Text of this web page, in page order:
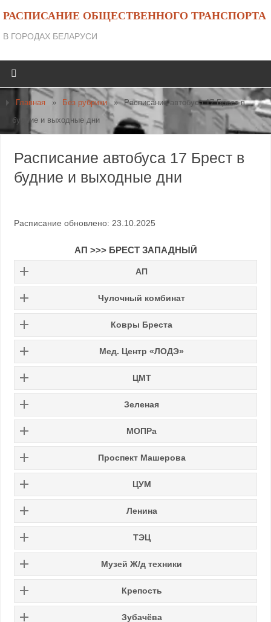
РАСПИСАНИЕ ОБЩЕСТВЕННОГО ТРАНСПОРТА
В ГОРОДАХ БЕЛАРУСИ
Главная » Без рубрики » Расписание автобуса 17 Брест в
будние и выходные дни
Расписание автобуса 17 Брест в
будние и выходные дни
Расписание обновлено: 23.10.2025
АП >>> БРЕСТ ЗАПАДНЫЙ
АП
Чулочный комбинат
Ковры Бреста
Мед. Центр «ЛОДЭ»
ЦМТ
Зеленая
МОПРа
Проспект Машерова
ЦУМ
Ленина
ТЭЦ
Музей Ж/д техники
Крепость
Зубачёва